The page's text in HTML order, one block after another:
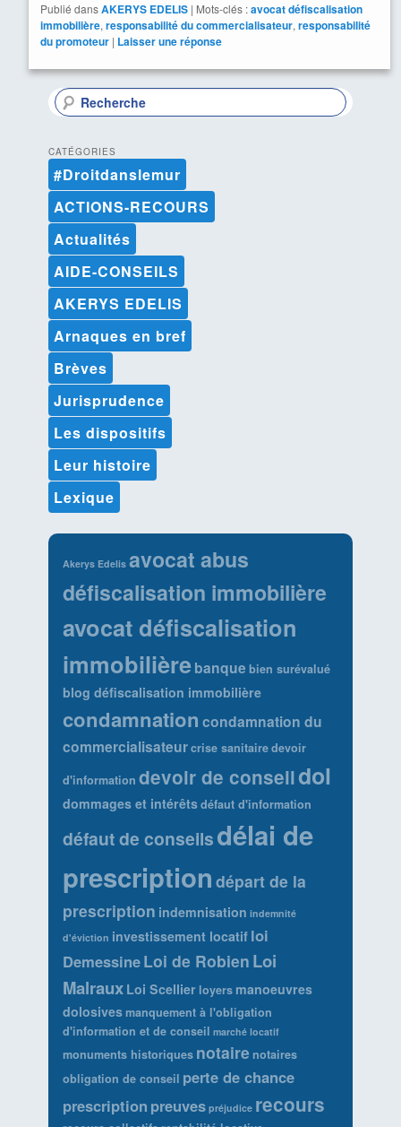
Publié dansAKERYS EDELIS | Mots-clés :avocat défiscalisation
immobilière, responsabilité du commercialisateur, responsabilité
du promoteur | Laisser une réponse
R
e
h
e
c
h
CATÉGORIES
#Droitdanslemur
ACTIONS-RECOURS
Actualités
AIDE-CONSEILS
AKERYS EDELIS
Arnaques en bref
Brèves
Jurisprudence
Les dispositifs
Leur histoire
Lexique
Akerys Edelis avocat abus
défiscalisation immobilière
avocat défiscalisation
immobilièrebanque bien surévalué
blog défiscalisation immobilière
condamnation condamnation du
commercialisateurcrise sanitairedevoir
d'information devoir de conseildol
dommages et intérêtsdéfaut d'information
défaut de conseilsdélai de
prescription départ de la
prescription indemnisation indemnité
d'éviction investissement locatif loi
DemessineLoi de Robien Loi
Malraux Loi Scellier loyers manoeuvres
dolosivesmanquement à l'obligation
d'information et de conseil marché locatif
monuments historiques notaire notaires
obligation de conseil perte de chance
prescription preuves préjudice recours